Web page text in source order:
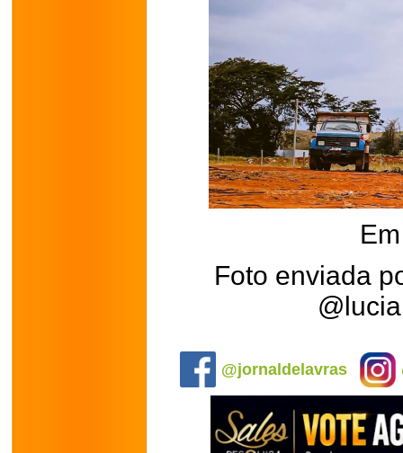
Foto enviada
@jornaldelavras